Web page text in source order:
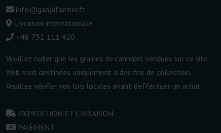
info@ganjafarmer.fr
Livraison internationale
+48 731 111 420
Veuillez noter que les graines de cannabis vendues sur ce site
Web sont destinées uniquement à des fins de collection.
Veuillez vérifier vos lois locales avant d'effectuer un achat.
EXPÉDITION ET LIVRAISON
PAIEMENT